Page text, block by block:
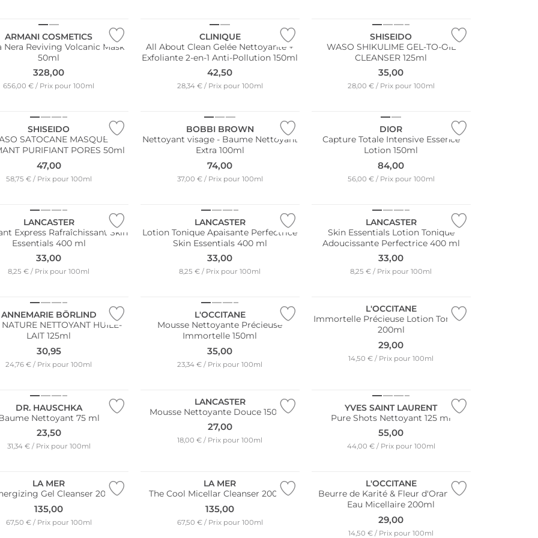
ARMANI COSMETICS
Nera Reviving Volcanic Mask
50ml
328,00
656,00 € / Prix pour 100ml
CLINIQUE
All About Clean Gelée Nettoyante +
Exfoliante 2-en-1 Anti-Pollution 150ml
42,50
28,34 € / Prix pour 100ml
SHISEIDO
WASO SHIKULIME GEL-TO-OIL
CLEANSER 125ml
35,00
28,00 € / Prix pour 100ml
SHISEIDO
SATOCANE MASQUE
PURIFIANT PORES 50ml
47,00
58,75 € / Prix pour 100ml
BOBBI BROWN
Nettoyant visage - Baume Nettoyant
Extra 100ml
74,00
37,00 € / Prix pour 100ml
DIOR
Capture Totale Intensive Essence
Lotion 150ml
84,00
56,00 € / Prix pour 100ml
LANCASTER
Express Rafraîchissant Skin
Essentials 400 ml
33,00
8,25 € / Prix pour 100ml
LANCASTER
Lotion Tonique Apaisante Perfectrice
Skin Essentials 400 ml
33,00
8,25 € / Prix pour 100ml
LANCASTER
Skin Essentials Lotion Tonique
Adoucissante Perfectrice 400 ml
33,00
8,25 € / Prix pour 100ml
ANNEMARIE BÖRLIND
NATURE NETTOYANT HUILE-
LAIT 125ml
30,95
24,76 € / Prix pour 100ml
L'OCCITANE
Mousse Nettoyante Précieuse
Immortelle 150ml
35,00
23,34 € / Prix pour 100ml
L'OCCITANE
Immortelle Précieuse Lotion Tonique
200ml
29,00
14,50 € / Prix pour 100ml
DR. HAUSCHKA
Nettoyant 75 ml
23,50
31,34 € / Prix pour 100ml
LANCASTER
Mousse Nettoyante Douce 150 ml
27,00
18,00 € / Prix pour 100ml
YVES SAINT LAURENT
Pure Shots Nettoyant 125 ml
55,00
44,00 € / Prix pour 100ml
LA MER
Gel Cleanser 200ml
135,00
67,50 € / Prix pour 100ml
LA MER
The Cool Micellar Cleanser 200 ml
135,00
67,50 € / Prix pour 100ml
L'OCCITANE
Beurre de Karité & Fleur d'Oranger
Eau Micellaire 200ml
29,00
14,50 € / Prix pour 100ml